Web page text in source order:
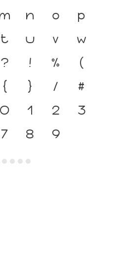
n o
p
t u v
w
? ! %
(
{ } /
#
0 1 2
3
7 8 9